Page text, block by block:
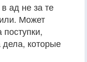
ад не за те
Может
которые